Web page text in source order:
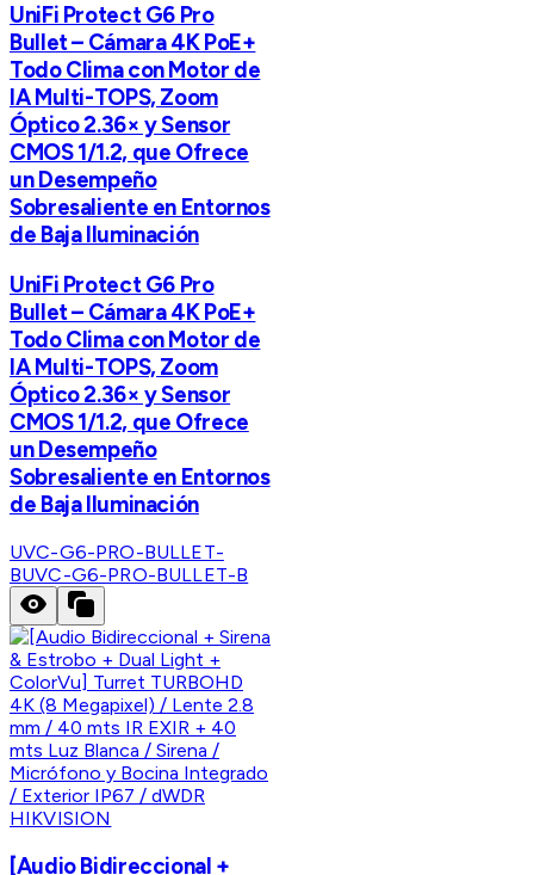
UniFi Protect G6 Pro
Bullet – Cámara 4K PoE+
Todo Clima con Motor de
IA Multi-TOPS, Zoom
Óptico 2.36× y Sensor
CMOS 1/1.2, que Ofrece
un Desempeño
Sobresaliente en Entornos
de Baja Iluminación
UniFi Protect G6 Pro
Bullet – Cámara 4K PoE+
Todo Clima con Motor de
IA Multi-TOPS, Zoom
Óptico 2.36× y Sensor
CMOS 1/1.2, que Ofrece
un Desempeño
Sobresaliente en Entornos
de Baja Iluminación
UVC-G6-PRO-BULLET-
BUVC-G6-PRO-BULLET-B
HIKVISION
[Audio Bidireccional +